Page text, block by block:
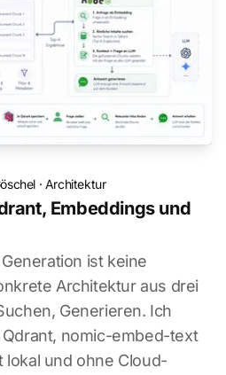
· Architektur
Embeddings und
ist keine
Architektur aus drei
Generieren. Ich
nomic-embed-text
lokal und ohne Cloud-